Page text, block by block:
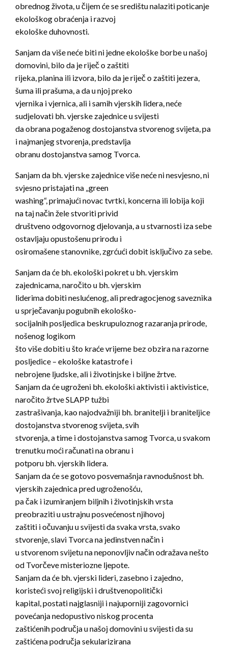
obrednog života, u čijem će se središtu nalaziti poticanje
ekološkog obraćenja i razvoj
ekološke duhovnosti.
Sanjam da više neće biti ni jedne ekološke borbe u našoj
domovini, bilo da je riječ o zaštiti
rijeka, planina ili izvora, bilo da je riječ o zaštiti jezera,
šuma ili prašuma, a da u njoj preko
vjernika i vjernica, ali i samih vjerskih lidera, neće
sudjelovati bh. vjerske zajednice u svijesti
da obrana pogaženog dostojanstva stvorenog svijeta, pa
i najmanjeg stvorenja, predstavlja
obranu dostojanstva samog Tvorca.
Sanjam da bh. vjerske zajednice više neće ni nesvjesno, ni
svjesno pristajati na „green
washing“, primajući novac tvrtki, koncerna ili lobija koji
na taj način žele stvoriti privid
društveno odgovornog djelovanja, a u stvarnosti iza sebe
ostavljaju opustošenu prirodu i
osiromašene stanovnike, zgrćući dobit isključivo za sebe.
Sanjam da će bh. ekološki pokret u bh. vjerskim
zajednicama, naročito u bh. vjerskim
liderima dobiti neslućenog, ali predragocjenog saveznika
u sprječavanju pogubnih ekološko-
socijalnih posljedica beskrupuloznog razaranja prirode,
nošenog logikom
što više dobiti u što kraće vrijeme bez obzira na razorne
posljedice – ekološke katastrofe i
nebrojene ljudske, ali i životinjske i biljne žrtve.
Sanjam da će ugroženi bh. ekološki aktivisti i aktivistice,
naročito žrtve SLAPP tužbi
zastrašivanja, kao najodvažniji bh. branitelji i braniteljice
dostojanstva stvorenog svijeta, svih
stvorenja, a time i dostojanstva samog Tvorca, u svakom
trenutku moći računati na obranu i
potporu bh. vjerskih lidera.
Sanjam da će se gotovo posvemašnja ravnodušnost bh.
vjerskih zajednica pred ugroženošću,
pa čak i izumiranjem biljnih i životinjskih vrsta
preobraziti u ustrajnu posvećenost njihovoj
zaštiti i očuvanju u svijesti da svaka vrsta, svako
stvorenje, slavi Tvorca na jedinstven način i
u stvorenom svijetu na neponovljiv način odražava nešto
od Tvorčeve misteriozne ljepote.
Sanjam da će bh. vjerski lideri, zasebno i zajedno,
koristeći svoj religijski i društvenopolitički
kapital, postati najglasniji i najuporniji zagovornici
povećanja nedopustivo niskog procenta
zaštićenih područja u našoj domovini u svijesti da su
zaštićena područja sekularizirana